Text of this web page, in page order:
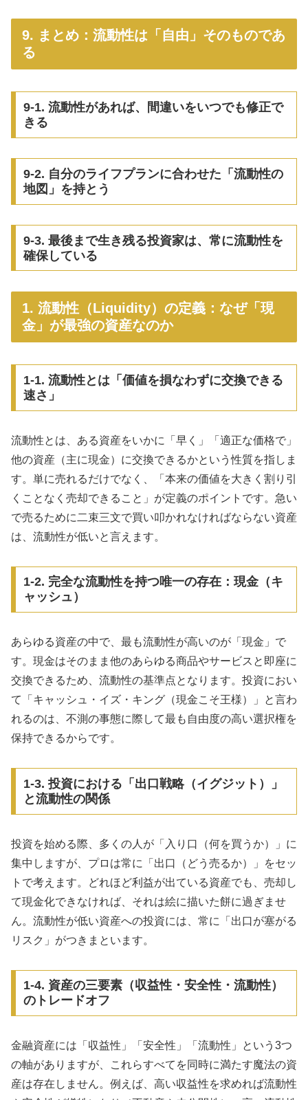
9. まとめ：流動性は「自由」そのものであ
る
9-1. 流動性があれば、間違いをいつでも修正で
きる
9-2. 自分のライフプランに合わせた「流動性の
地図」を持とう
9-3. 最後まで生き残る投資家は、常に流動性を
確保している
1. 流動性（Liquidity）の定義：なぜ「現
金」が最強の資産なのか
1-1. 流動性とは「価値を損なわずに交換できる
速さ」
流動性とは、ある資産をいかに「早く」「適正な価格で」
他の資産（主に現金）に交換できるかという性質を指しま
す。単に売れるだけでなく、「本来の価値を大きく割り引
くことなく売却できること」が定義のポイントです。急い
で売るために二束三文で買い叩かれなければならない資産
は、流動性が低いと言えます。
1-2. 完全な流動性を持つ唯一の存在：現金（キ
ャッシュ）
あらゆる資産の中で、最も流動性が高いのが「現金」で
す。現金はそのまま他のあらゆる商品やサービスと即座に
交換できるため、流動性の基準点となります。投資におい
て「キャッシュ・イズ・キング（現金こそ王様）」と言わ
れるのは、不測の事態に際して最も自由度の高い選択権を
保持できるからです。
1-3. 投資における「出口戦略（イグジット）」
と流動性の関係
投資を始める際、多くの人が「入り口（何を買うか）」に
集中しますが、プロは常に「出口（どう売るか）」をセッ
トで考えます。どれほど利益が出ている資産でも、売却し
て現金化できなければ、それは絵に描いた餅に過ぎませ
ん。流動性が低い資産への投資には、常に「出口が塞がる
リスク」がつきまといます。
1-4. 資産の三要素（収益性・安全性・流動性）
のトレードオフ
金融資産には「収益性」「安全性」「流動性」という3つ
の軸がありますが、これらすべてを同時に満たす魔法の資
産は存在しません。例えば、高い収益性を求めれば流動性